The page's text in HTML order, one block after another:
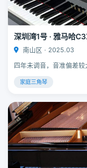
深圳湾1号 · 雅马哈
南山区 · 2025.03
四年未调音，音准偏差较
家庭三角琴